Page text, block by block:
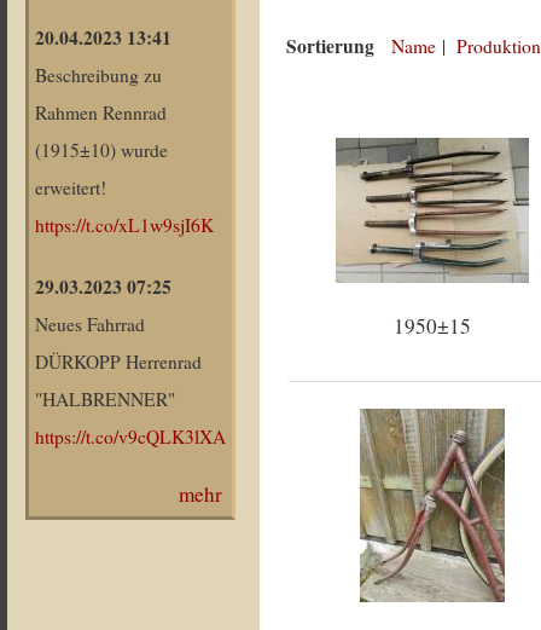
20.04.2023 13:41
Beschreibung zu
Rahmen Rennrad
(1915±10) wurde
erweitert!
https://t.co/xL1w9sjI6K
29.03.2023 07:25
Neues Fahrrad
DÜRKOPP Herrenrad
"HALBRENNER"
https://t.co/v9cQLK3lXA
mehr
Sortierung Name |
1950±15